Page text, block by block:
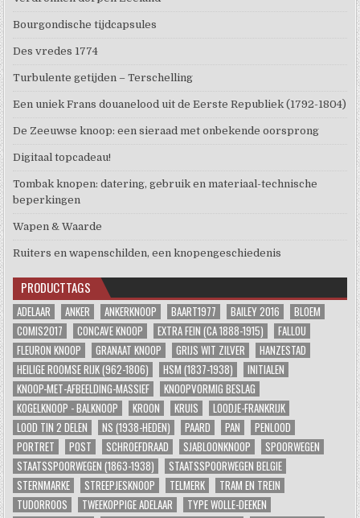
Bourgondische tijdcapsules
Des vredes 1774
Turbulente getijden – Terschelling
Een uniek Frans douanelood uit de Eerste Republiek (1792-1804)
De Zeeuwse knoop: een sieraad met onbekende oorsprong
Digitaal topcadeau!
Tombak knopen: datering, gebruik en materiaal-technische
beperkingen
Wapen & Waarde
Ruiters en wapenschilden, een knopengeschiedenis
PRODUCTTAGS
ADELAAR ANKER ANKERKNOOP BAART1977 BAILEY 2016
BLOEM
COMIS2017
CONCAVE KNOOP EXTRA FEIN (CA 1888-1915)
FALLOU
FLEURON KNOOP
GRANAAT KNOOP GRIJS WIT ZILVER
HANZESTAD
HEILIGE ROOMSE RIJK (962-1806)
HSM (1837-1938)
INITIALEN
KNOOP-MET-AFBEELDING-MASSIEF
KNOOPVORMIG BESLAG
KOGELKNOOP - BALKNOOP
KROON KRUIS
LOODJE-FRANKRIJK
LOOD TIN 2 DELEN
NS (1938-HEDEN) PAARD PAN
PENLOOD
PORTRET
POST SCHROEFDRAAD SJABLOONKNOOP
SPOORWEGEN
STAATSSPOORWEGEN (1863-1938)
STAATSSPOORWEGEN BELGIE
STERNMARKE
STREEPJESKNOOP TELMERK
TRAM EN TREIN
TUDORROOS
TWEEKOPPIGE ADELAAR
TYPE WOLLE-DEEKEN